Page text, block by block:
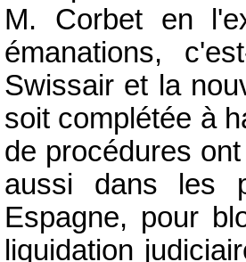
M. Corbet en
émanations,
Swissair et la
soit complétée à
de procédures
aussi dans les
Espagne, pour
liquidation